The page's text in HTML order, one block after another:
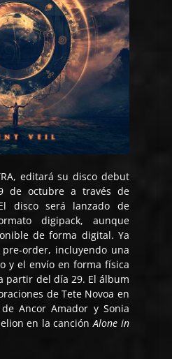
editará su disco debut
octubre a través de
disco será lanzado de
digipack, aunque
de forma digital. Ya
order, incluyendo una
y el envío en forma física
partir del día 29. El álbum
de Tete Novoa en
Ancor Amador y Sonia
en la canciónAlone in